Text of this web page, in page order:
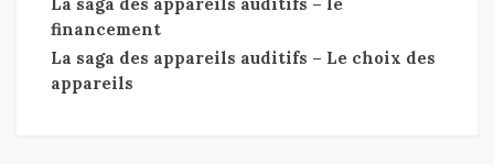
financement
La saga des appareils auditifs – Le choix des
appareils